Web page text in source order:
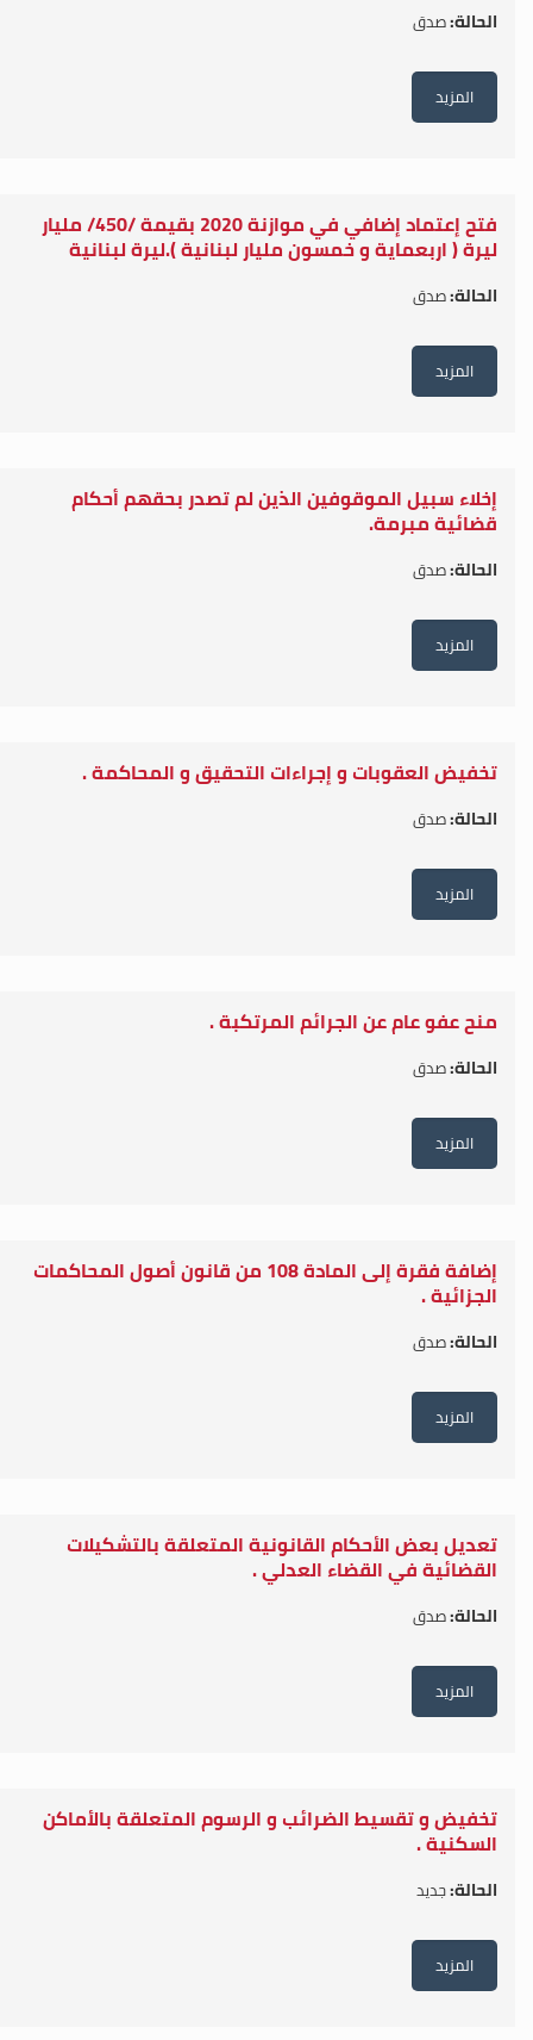
الحالة:صدق
المزيد
فتح إعتماد إضافي في موازنة 2020 بقيمة /450/ مليار
ليرة ( اربعماية و خمسون مليار لبنانية ).ليرة لبنانية
الحالة:صدق
المزيد
إخلاء سبيل الموقوفين الذين لم تصدر بحقهم أحكام
قضائية مبرمة.
الحالة:صدق
المزيد
تخفيض العقوبات و إجراءات التحقيق و المحاكمة .
الحالة:صدق
المزيد
منح عفو عام عن الجرائم المرتكبة .
الحالة:صدق
المزيد
إضافة فقرة إلى المادة 108 من قانون أصول المحاكمات
الجزائية .
الحالة:صدق
المزيد
تعديل بعض الأحكام القانونية المتعلقة بالتشكيلات
القضائية في القضاء العدلي .
الحالة:صدق
المزيد
تخفيض و تقسيط الضرائب و الرسوم المتعلقة بالأماكن
السكنية .
الحالة:جديد
المزيد